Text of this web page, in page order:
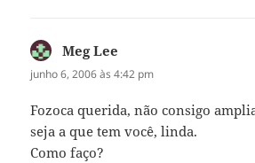
Meg Lee
junho 6, 2006 às 4:42 pm
Fozoca querida, não consigo
seja a que tem você, linda.
Como faço?